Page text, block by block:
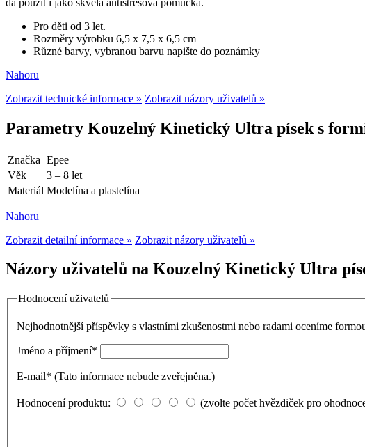
Pro děti od 3 let.
Rozměry výrobku 6,5 x 7,5 x 6,5 cm
Různé barvy, vybranou barvu napište do poznámky
Nahoru
Zobrazit technické informace » Zobrazit názory uživatelů »
Parametry Kouzelný Kinetický Ultra písek s
Značka Epee
Věk
3 – 8 let
Materiál Modelína a plastelína
Nahoru
Zobrazit detailní informace » Zobrazit názory uživatelů »
Názory uživatelů na Kouzelný Kinetický Ultra
Hodnocení uživatelů
Nejhodnotnější příspěvky s vlastními zkušenostmi nebo radami oceníme
Jméno a příjmení*
E-mail* (Tato informace nebude zveřejněna.)
Hodnocení produktu: (zvolte počet hvězdiček pro